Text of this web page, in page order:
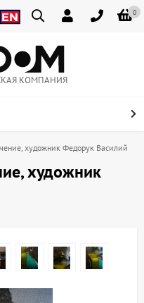
0
КОМПАНИЯ
художник Федорук Василий
художник